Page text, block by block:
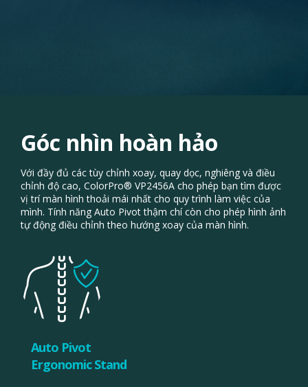
Góc nhìn hoàn hảo
Với đầy đủ các tùy chỉnh xoay, quay dọc, nghiêng và điều
chỉnh độ cao, ColorPro® VP2456A cho phép bạn tìm được
vị trí màn hình thoải mái nhất cho quy trình làm việc của
mình. Tính năng Auto Pivot thậm chí còn cho phép hình ảnh
tự động điều chỉnh theo hướng xoay của màn hình.
Auto Pivot
Ergonomic Stand